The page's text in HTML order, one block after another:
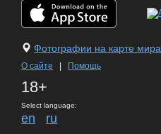
Фотографии на карте мира
О сайте | Помощь
18+
Select language:
en ru